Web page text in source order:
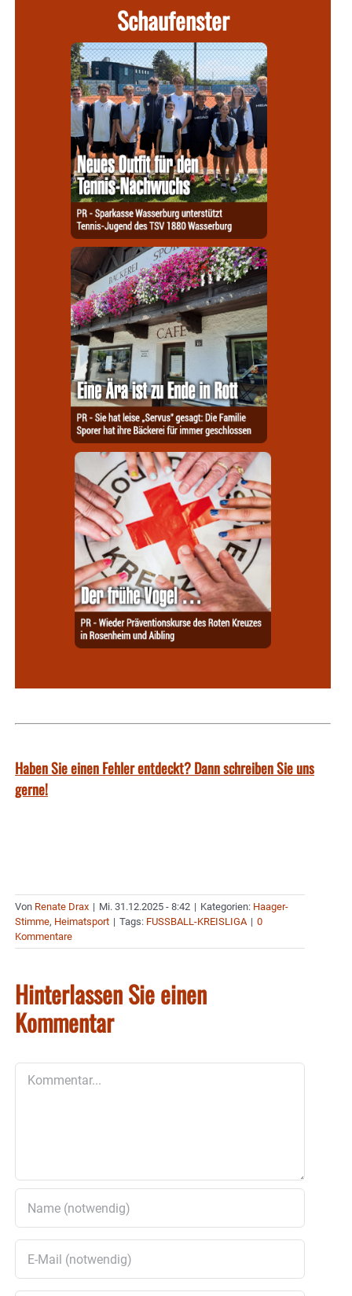
Schaufenster
Haben Sie einen Fehler entdeckt? Dann schreiben Sie uns
gerne!
Von Renate Drax | Mi. 31.12.2025 - 8:42 | Kategorien: Haager-
Stimme, Heimatsport | Tags: FUSSBALL-KREISLIGA | 0
Kommentare
Hinterlassen Sie einen
Kommentar